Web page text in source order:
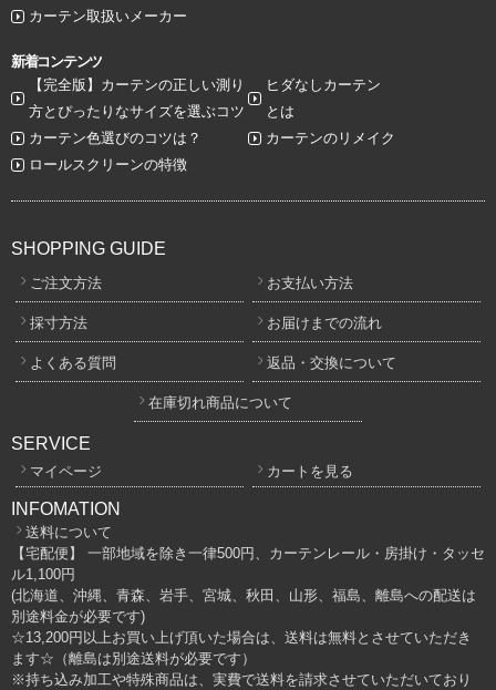
カーテン取扱いメーカー
新着コンテンツ
【完全版】カーテンの正しい測り
方とぴったりなサイズを選ぶコツ
ヒダなしカーテン
とは
カーテン色選びのコツは？
カーテンのリメイク
ロールスクリーンの特徴
SHOPPING GUIDE
ご注文方法 お支払い方法
採寸方法 お届けまでの流れ
よくある質問 返品・交換について
在庫切れ商品について
SERVICE
マイページ カートを見る
INFOMATION
送料について
【宅配便】 一部地域を除き一律500円、カーテンレール・房掛け・タッセ
ル1,100円
(北海道、沖縄、青森、岩手、宮城、秋田、山形、福島、離島への配送は
別途料金が必要です)
☆13,200円以上お買い上げ頂いた場合は、送料は無料とさせていただき
ます☆（離島は別途送料が必要です）
※持ち込み加工や特殊商品は、実費で送料を請求させていただいており